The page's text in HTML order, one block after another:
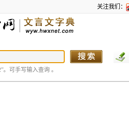
关注我们：
。可手写输入查询 。